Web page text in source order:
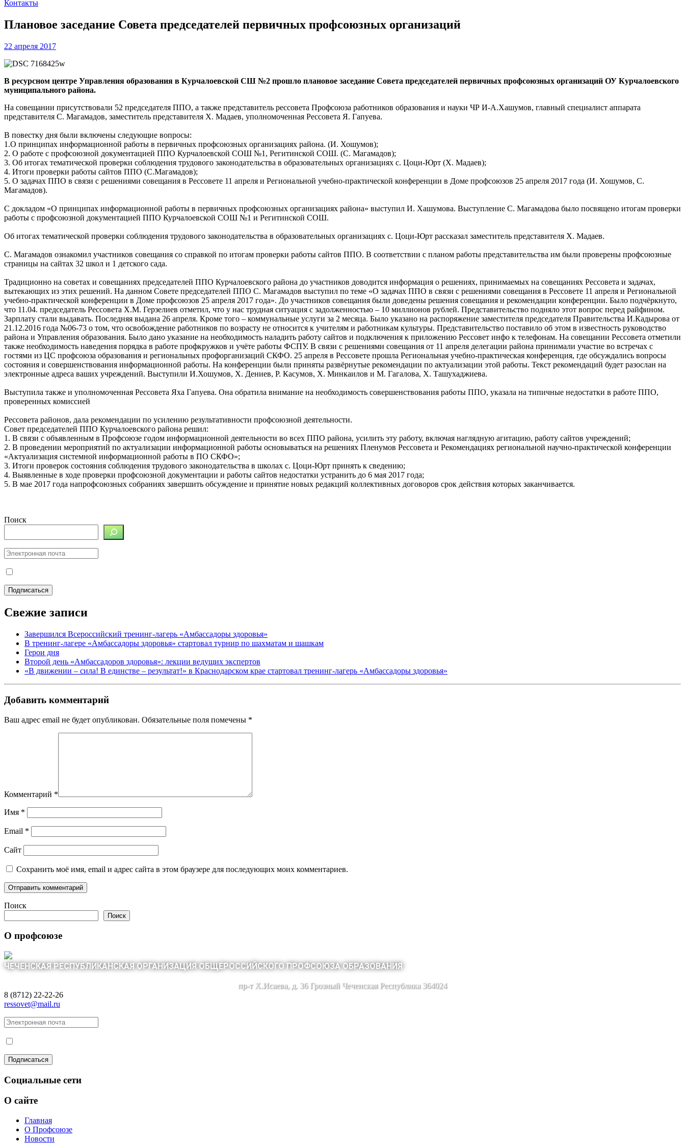
Контакты
Плановое заседание Совета председателей первичных профсоюзных организаций
22 апреля 2017
В ресурсном центре Управления образования в Курчалоевской СШ №2 прошло плановое заседание Совета председателей первичных профсоюзных организаций ОУ Курчалоевского
муниципального района.
На совещании присутствовали 52 председателя ППО, а также представитель рессовета Профсоюза работников образования и науки ЧР И-А.Хашумов, главный специалист аппарата
представителя С. Магамадов, заместитель представителя Х. Мадаев, уполномоченная Рессовета Я. Гапуева.
В повестку дня были включены следующие вопросы:
1.О принципах информационной работы в первичных профсоюзных организациях района. (И. Хошумов);
2. О работе с профсоюзной документацией ППО Курчалоевской СОШ №1, Регитинской СОШ. (С. Магамадов);
3. Об итогах тематической проверки соблюдения трудового законодательства в образовательных организациях с. Цоци-Юрт (Х. Мадаев);
4. Итоги проверки работы сайтов ППО (С.Магамадов);
5. О задачах ППО в связи с решениями совещания в Рессовете 11 апреля и Региональной учебно-практической конференции в Доме профсоюзов 25 апреля 2017 года (И. Хошумов, С.
Магамадов).
С докладом «О принципах информационной работы в первичных профсоюзных организациях района» выступил И. Хашумова. Выступление С. Магамадова было посвящено итогам проверки
работы с профсоюзной документацией ППО Курчалоевской СОШ №1 и Регитинской СОШ.
Об итогах тематической проверки соблюдения трудового законодательства в образовательных организациях с. Цоци-Юрт рассказал заместитель представителя Х. Мадаев.
С. Магамадов ознакомил участников совещания со справкой по итогам проверки работы сайтов ППО. В соответствии с планом работы представительства им были проверены профсоюзные
страницы на сайтах 32 школ и 1 детского сада.
Традиционно на советах и совещаниях председателей ППО Курчалоевского района до участников доводится информация о решениях, принимаемых на совещаниях Рессовета и задачах,
вытекающих из этих решений. На данном Совете председателей ППО С. Магамадов выступил по теме «О задачах ППО в связи с решениями совещания в Рессовете 11 апреля и Региональной
учебно-практической конференции в Доме профсоюзов 25 апреля 2017 года». До участников совещания были доведены решения совещания и рекомендации конференции. Было подчёркнуто,
что 11.04. председатель Рессовета Х.М. Герзелиев отметил, что у нас трудная ситуация с задолженностью – 10 миллионов рублей. Представительство подняло этот вопрос перед райфином.
Зарплату стали выдавать. Последняя выдана 26 апреля. Кроме того – коммунальные услуги за 2 месяца. Было указано на распоряжение заместителя председателя Правительства И.Кадырова от
21.12.2016 года №06-73 о том, что освобождение работников по возрасту не относится к учителям и работникам культуры. Представительство поставило об этом в известность руководство
района и Управления образования. Было дано указание на необходимость наладить работу сайтов и подключения к приложению Рессовет инфо к телефонам. На совещании Рессовета отметили
также необходимость наведения порядка в работе профкружков и учёте работы ФСПУ. В связи с решениями совещания от 11 апреля делегации района принимали участие во встречах с
гостями из ЦС профсоюза образования и региональных профорганизаций СКФО. 25 апреля в Рессовете прошла Региональная учебно-практическая конференция, где обсуждались вопросы
состояния и совершенствования информационной работы. На конференции были приняты развёрнутые рекомендации по актуализации этой работы. Текст рекомендаций будет разослан на
электронные адреса ваших учреждений. Выступили И.Хошумов, Х. Дениев, Р. Касумов, Х. Минкаилов и М. Гагалова, Х. Ташухаджиева.
Выступила также и уполномоченная Рессовета Яха Гапуева. Она обратила внимание на необходимость совершенствования работы ППО, указала на типичные недостатки в работе ППО,
проверенных комиссией
Рессовета районов, дала рекомендации по усилению результативности профсоюзной деятельности.
Совет председателей ППО Курчалоевского района решил:
1. В связи с объявленным в Профсоюзе годом информационной деятельности во всех ППО района, усилить эту работу, включая наглядную агитацию, работу сайтов учреждений;
2. В проведении мероприятий по актуализации информационной работы основываться на решениях Пленумов Рессовета и Рекомендациях региональной научно-практической конференции
«Актуализация системной информационной работы в ПО СКФО»;
3. Итоги проверок состояния соблюдения трудового законодательства в школах с. Цоци-Юрт принять к сведению;
4. Выявленные в ходе проверки профсоюзной документации и работы сайтов недостатки устранить до 6 мая 2017 года;
5. В мае 2017 года напрофсоюзных собраниях завершить обсуждение и принятие новых редакций коллективных договоров срок действия которых заканчивается.
Поиск
Свежие записи
Завершился Всероссийский тренинг-лагерь «Амбассадоры здоровья»
В тренинг-лагере «Амбассадоры здоровья» стартовал турнир по шахматам и шашкам
Герои дня
Второй день «Амбассадоров здоровья»: лекции ведущих экспертов
«В движении – сила! В единстве – результат!» в Краснодарском крае стартовал тренинг-лагерь «Амбассадоры здоровья»
Добавить комментарий
Ваш адрес email не будет опубликован. Обязательные поля помечены *
Комментарий *
Имя *
Email *
Сайт
Сохранить моё имя, email и адрес сайта в этом браузере для последующих моих комментариев.
Поиск
Поиск
О профсоюзе
ЧЕЧЕНСКАЯ РЕСПУБЛИКАНСКАЯ ОРГАНИЗАЦИЯ ОБЩЕРОССИЙСКОГО ПРОФСОЮЗА ОБРАЗОВАНИЯ
пр-т Х.Исаева, д. 36 Грозный Чеченская Республика 364024
8 (8712) 22-22-26
ressovet@mail.ru
Социальные сети
О сайте
Главная
О Профсоюзе
Новости